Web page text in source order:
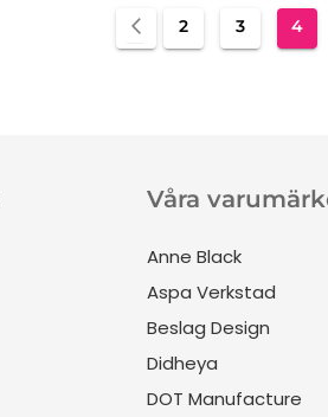
Sida Sida
Föregående
Sida
2 Sida
3 4
Våra
Anne Black
Aspa Verkstad
Beslag Design
Didheya
DOT Manufacture